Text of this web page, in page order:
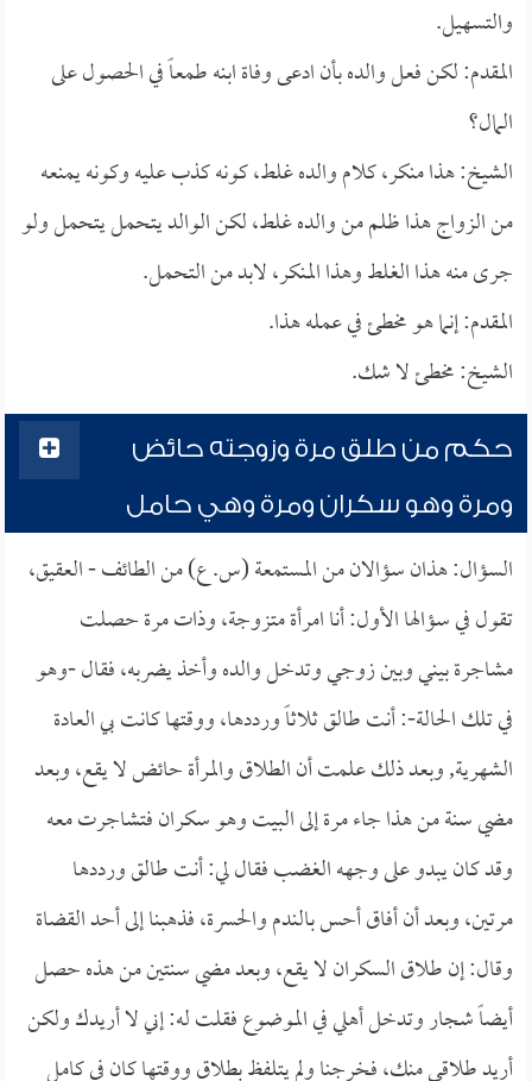
والتسهيل.
المقدم: لكن فعل والده بأن ادعى وفاة ابنه طمعاً في الحصول على
المال؟
الشيخ: هذا منكر، كلام والده غلط، كونه كذب عليه وكونه يمنعه
من الزواج هذا ظلم من والده غلط، لكن الوالد يتحمل يتحمل ولو
جرى منه هذا الغلط وهذا المنكر، لابد من التحمل.
المقدم: إنما هو مخطئ في عمله هذا.
الشيخ: مخطئ لا شك.
حكم من طلق مرة وزوجته حائض
ومرة وهو سكران ومرة وهي حامل
السؤال: هذان سؤالان من المستمعة (س. ع) من الطائف - العقيق،
تقول في سؤالها الأول: أنا امرأة متزوجة، وذات مرة حصلت
مشاجرة بيني وبين زوجي وتدخل والده وأخذ يضربه، فقال -وهو
في تلك الحالة-: أنت طالق ثلاثاً ورددها، ووقتها كانت بي العادة
الشهرية, وبعد ذلك علمت أن الطلاق والمرأة حائض لا يقع، وبعد
مضي سنة من هذا جاء مرة إلى البيت وهو سكران فتشاجرت معه
وقد كان يبدو على وجهه الغضب فقال لي: أنت طالق ورددها
مرتين، وبعد أن أفاق أحس بالندم والحسرة، فذهبنا إلى أحد القضاة
وقال: إن طلاق السكران لا يقع، وبعد مضي سنتين من هذه حصل
أيضاً شجار وتدخل أهلي في الموضوع فقلت له: إني لا أريدك ولكن
أريد طلاقي منك، فخرجنا ولم يتلفظ بطلاق ووقتها كان في كامل